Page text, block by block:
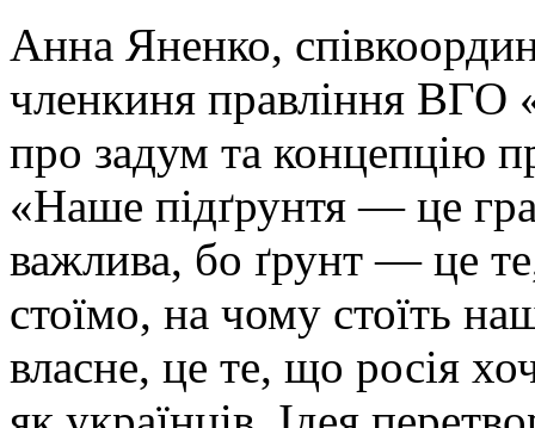
Анна Яненко,
членкиня правління ВГО
про задум та концепцію
«Наше підґрунтя — це
важлива, бо ґрунт — це
стоїмо, на чому стоїть
власне, це те, що росія